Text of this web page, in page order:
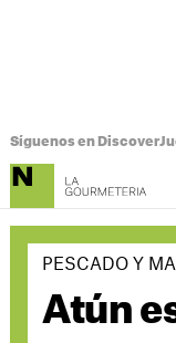
Síguenos en Discover
PESCADO Y
Atún